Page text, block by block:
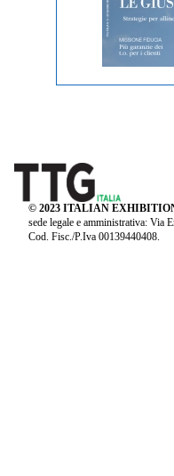
© 2023 ITALIAN
sede legale e amministrativa: Via
Cod. Fisc./P.Iva 00139440408.